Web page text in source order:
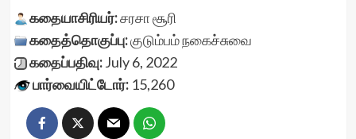
கதையாசிரியர்:சரசா சூரி
கதைத்தொகுப்பு:குடும்பம்நகைச்சுவை
கதைப்பதிவு:July 6, 2022
பார்வையிட்டோர்:15,260